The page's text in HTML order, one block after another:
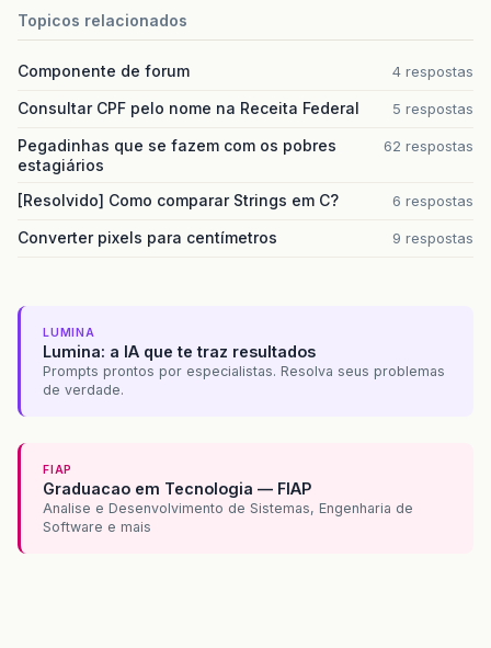
Topicos relacionados
Componente de forum 4 respostas
Consultar CPF pelo nome na Receita Federal 5 respostas
Pegadinhas que se fazem com os pobres
estagiários
62 respostas
[Resolvido] Como comparar Strings em C? 6 respostas
Converter pixels para centímetros 9 respostas
LUMINA
Lumina: a IA que te traz resultados
Prompts prontos por especialistas. Resolva seus problemas
de verdade.
FIAP
Graduacao em Tecnologia — FIAP
Analise e Desenvolvimento de Sistemas, Engenharia de
Software e mais